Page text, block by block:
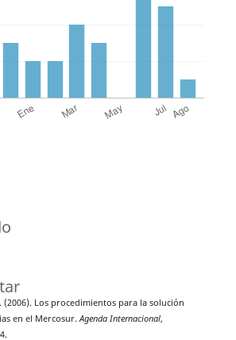
(2006). Los procedimientos para la solución
en el Mercosur.Agenda Internacional,